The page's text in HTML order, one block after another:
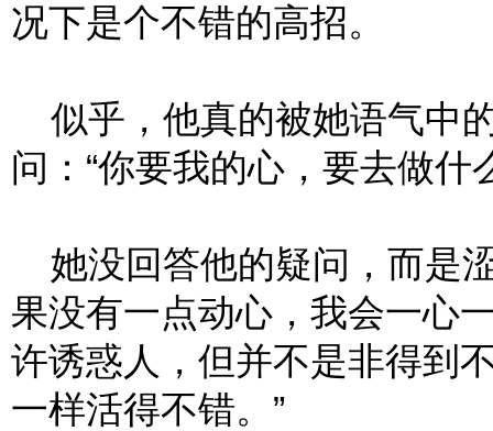
况下是个不错的高招。
似乎，他真的被她语气中
问：“你要我的心，要去做什
她没回答他的疑问，而是
果没有一点动心，我会一心
许诱惑人，但并不是非得到
一样活得不错。”